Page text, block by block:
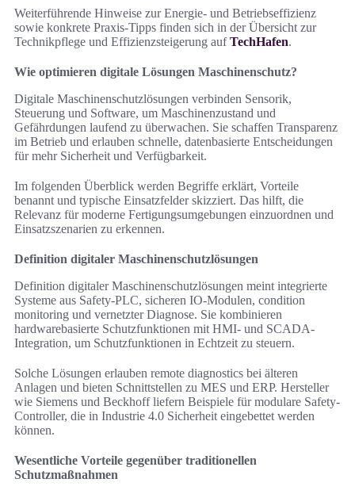
Weiterführende Hinweise zur Energie- und Betriebseffizienz
sowie konkrete Praxis-Tipps finden sich in der Übersicht zur
Technikpflege und Effizienzsteigerung aufTechHafen.
Wie optimieren digitale Lösungen Maschinenschutz?
Digitale Maschinenschutzlösungen verbinden Sensorik,
Steuerung und Software, um Maschinenzustand und
Gefährdungen laufend zu überwachen. Sie schaffen Transparenz
im Betrieb und erlauben schnelle, datenbasierte Entscheidungen
für mehr Sicherheit und Verfügbarkeit.
Im folgenden Überblick werden Begriffe erklärt, Vorteile
benannt und typische Einsatzfelder skizziert. Das hilft, die
Relevanz für moderne Fertigungsumgebungen einzuordnen und
Einsatzszenarien zu erkennen.
Definition digitaler Maschinenschutzlösungen
Definition digitaler Maschinenschutzlösungen meint integrierte
Systeme aus Safety-PLC, sicheren IO-Modulen, condition
monitoring und vernetzter Diagnose. Sie kombinieren
hardwarebasierte Schutzfunktionen mit HMI- und SCADA-
Integration, um Schutzfunktionen in Echtzeit zu steuern.
Solche Lösungen erlauben remote diagnostics bei älteren
Anlagen und bieten Schnittstellen zu MES und ERP. Hersteller
wie Siemens und Beckhoff liefern Beispiele für modulare Safety-
Controller, die in Industrie 4.0 Sicherheit eingebettet werden
können.
Wesentliche Vorteile gegenüber traditionellen
Schutzmaßnahmen